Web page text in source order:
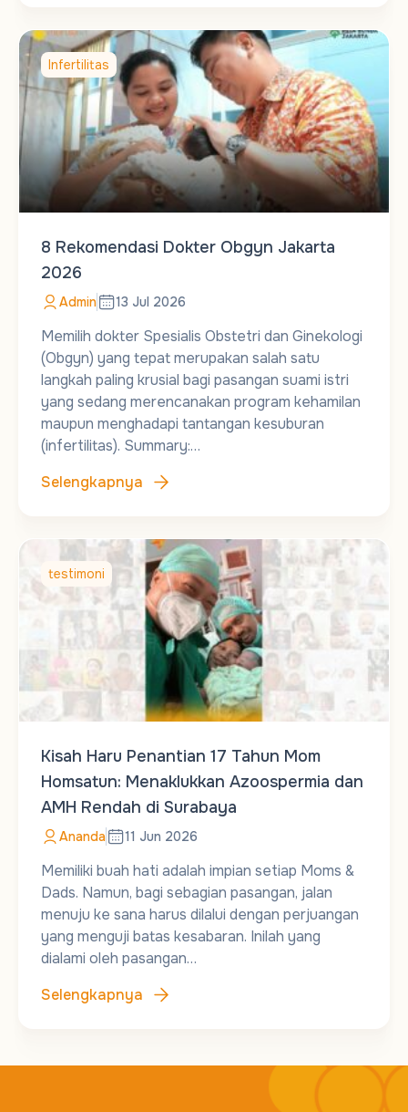
Infertilitas
8 Rekomendasi Dokter Obgyn Jakarta
2026
Admin 13 Jul 2026
Memilih dokter Spesialis Obstetri dan Ginekologi
(Obgyn) yang tepat merupakan salah satu
langkah paling krusial bagi pasangan suami istri
yang sedang merencanakan program kehamilan
maupun menghadapi tantangan kesuburan
(infertilitas). Summary:…
Selengkapnya
testimoni
Kisah Haru Penantian 17 Tahun Mom
Homsatun: Menaklukkan Azoospermia dan
AMH Rendah di Surabaya
Ananda 11 Jun 2026
Memiliki buah hati adalah impian setiap Moms &
Dads. Namun, bagi sebagian pasangan, jalan
menuju ke sana harus dilalui dengan perjuangan
yang menguji batas kesabaran. Inilah yang
dialami oleh pasangan…
Selengkapnya